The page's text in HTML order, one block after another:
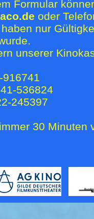
Formular
oder
nur
unserer
536824
245397
30 Minuten